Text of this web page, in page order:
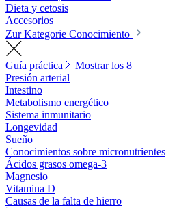
Dieta y cetosis
Accesorios
Zur Kategorie Conocimiento
Guía práctica
Mostrar los 8
Presión arterial
Intestino
Metabolismo energético
Sistema inmunitario
Longevidad
Sueño
Conocimientos sobre micronutrientes
Ácidos grasos omega-3
Magnesio
Vitamina D
Causas de la falta de hierro